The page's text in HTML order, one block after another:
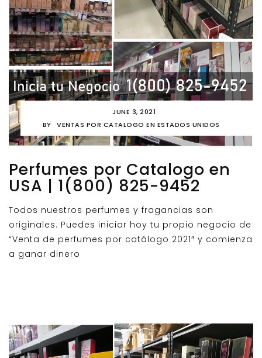
JUNE 3, 2021
BY
VENTAS POR CATALOGO EN ESTADOS UNIDOS
Perfumes por Catalogo en
USA | 1(800) 825-9452
Todos nuestros perfumes y fragancias son
originales. Puedes iniciar hoy tu propio negocio de
“Venta de perfumes por catálogo 2021″ y comienza
a ganar dinero